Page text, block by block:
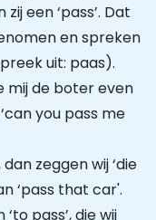
een ‘pass’. Dat
en spreken
uit: paas).
mij de boter even
you pass me
zeggen wij ‘die
‘pass that car'.
pass’, die wij